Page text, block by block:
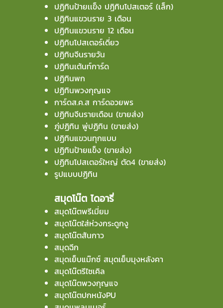
ปฏิทินป้ายเเข็ง ปฏิทินโปสเตอร์ (เล็ก)
ปฏิทินแขวนราย 3 เดือน
ปฏิทินแขวนราย 12 เดือน
ปฏิทินโปสเตอร์เดี่ยว
ปฏิทินจีนรายวัน
ปฏิทินเต้นท์การ์ด
ปฏิทินพก
ปฏิทินพวงกุญแจ
การ์ดส.ค.ส การ์ดอวยพร
ปฏิทินจีนรายเดือน (ขายส่ง)
ภู่ปฏิทิน พู่ปฏิทิน (ขายส่ง)
ปฏิทินแขวนทุกแบบ
ปฏิทินป้ายแข็ง (ขายส่ง)
ปฏิทินโปสเตอร์ใหญ่ ตัด4 (ขายส่ง)
รูปแบบปฏิทิน
สมุดโน๊ต ไดอารี่
สมุดโน๊ตพรีเมี่ยม
สมุดโน๊ตใส่ห่วงกระดูกงู
สมุดโน๊ตสันกาว
สมุดฉีก
สมุดเย็บแม๊กซ์ สมุดเย็บมุงหลังคา
สมุดโน๊ตรีไซเคิล
สมุดโน๊ตพวงกุญแจ
สมุดโน๊ตปกหนังPU